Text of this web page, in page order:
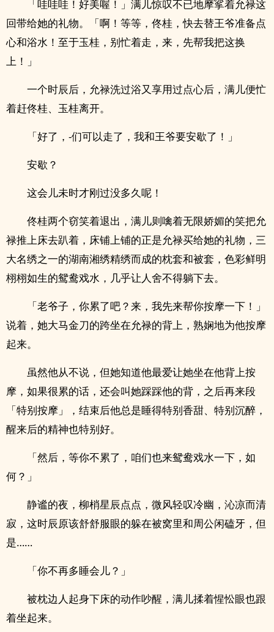
「哇哇哇！好美喔！」满儿惊叹不已地摩挲着允禄这
回带给她的礼物。「啊！等等，佟桂，快去替王爷准备点
心和浴水！至于玉桂，别忙着走，来，先帮我把这换
上！」
一个时辰后，允禄洗过浴又享用过点心后，满儿便忙
着赶佟桂、玉桂离开。
「好了，-们可以走了，我和王爷要安歇了！」
安歇？
这会儿未时才刚过没多久呢！
佟桂两个窃笑着退出，满儿则噙着无限娇媚的笑把允
禄推上床去趴着，床铺上铺的正是允禄买给她的礼物，三
大名绣之一的湖南湘绣精绣而成的枕套和被套，色彩鲜明
栩栩如生的鸳鸯戏水，几乎让人舍不得躺下去。
「老爷子，你累了吧？来，我先来帮你按摩一下！」
说着，她大马金刀的跨坐在允禄的背上，熟娴地为他按摩
起来。
虽然他从不说，但她知道他最爱让她坐在他背上按
摩，如果很累的话，还会叫她踩踩他的背，之后再来段
「特别按摩」，结束后他总是睡得特别香甜、特别沉醉，
醒来后的精神也特别好。
「然后，等你不累了，咱们也来鸳鸯戏水一下，如
何？」
静谧的夜，柳梢星辰点点，微风轻叹冷幽，沁凉而清
寂，这时辰原该舒舒服眼的躲在被窝里和周公闲磕牙，但
是……
「你不再多睡会儿？」
被枕边人起身下床的动作吵醒，满儿揉着惺忪眼也跟
着坐起来。